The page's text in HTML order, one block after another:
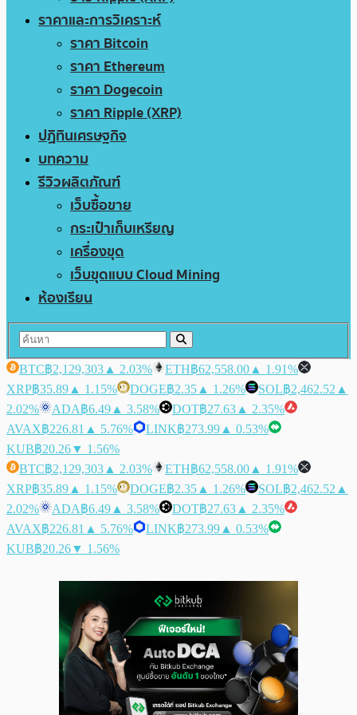
ราคาและการวิเคราะห์
ราคา Bitcoin
ราคา Ethereum
ราคา Dogecoin
ราคา Ripple (XRP)
ปฏิทินเศรษฐกิจ
บทความ
รีวิวผลิตภัณฑ์
เว็บซื้อขาย
กระเป๋าเก็บเหรียญ
เครื่องขุด
เว็บขุดแบบ Cloud Mining
ห้องเรียน
BTC฿2,129,303 ▲ 2.03% ETH฿62,558.00 ▲ 1.91%
XRP฿35.89 ▲ 1.15% DOGE฿2.35 ▲ 1.26% SOL฿2,462.52 ▲
2.02%
ADA฿6.49 ▲ 3.58% DOT฿27.63 ▲ 2.35%
AVAX฿226.81 ▲ 5.76% LINK฿273.99 ▲ 0.53%
KUB฿20.26▼ 1.56%
BTC฿2,129,303 ▲ 2.03% ETH฿62,558.00 ▲ 1.91%
XRP฿35.89 ▲ 1.15% DOGE฿2.35 ▲ 1.26% SOL฿2,462.52 ▲
2.02%
ADA฿6.49 ▲ 3.58% DOT฿27.63 ▲ 2.35%
AVAX฿226.81 ▲ 5.76% LINK฿273.99 ▲ 0.53%
KUB฿20.26▼ 1.56%